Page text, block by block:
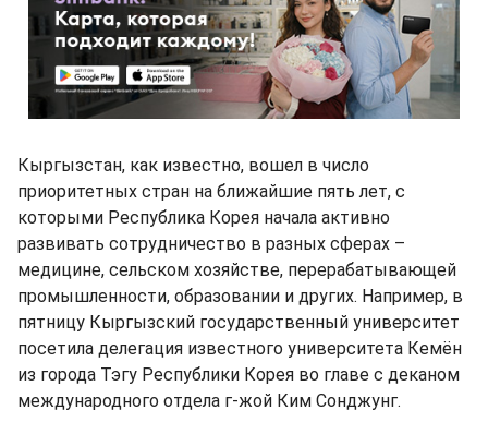
Кыргызстан, как известно, вошел в число
приоритетных стран на ближайшие пять лет, с
которыми Республика Корея начала активно
развивать сотрудничество в разных сферах –
медицине, сельском хозяйстве, перерабатывающей
промышленности, образовании и других. Например, в
пятницу Кыргызский государственный университет
посетила делегация известного университета Кемён
из города Тэгу Республики Корея во главе с деканом
международного отдела г-жой Ким Сонджунг.